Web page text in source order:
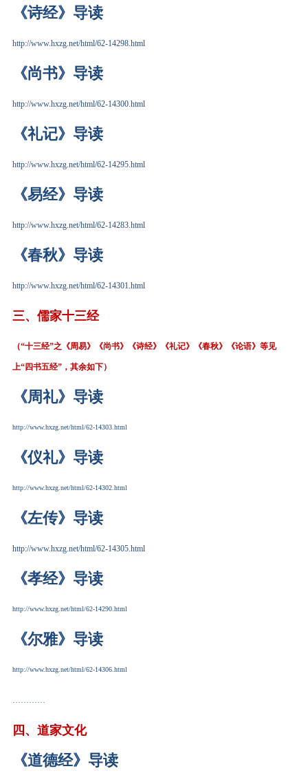
《诗经》导读
http://www.hxzg.net/html/62-14298.html
《尚书》导读
http://www.hxzg.net/html/62-14300.html
《礼记》导读
http://www.hxzg.net/html/62-14295.html
《易经》导读
http://www.hxzg.net/html/62-14283.html
《春秋》导读
http://www.hxzg.net/html/62-14301.html
三、 儒家十三经
（“十三经”之《周易》《尚书》《诗经》《礼记》《春秋》《论语》等见
上“四书五经”，其余如下）
《周礼》导读
http://www.hxzg.net/html/62-14303.html
《仪礼》导读
http://www.hxzg.net/html/62-14302.html
《左传》导读
http://www.hxzg.net/html/62-14305.html
《孝经》导读
http://www.hxzg.net/html/62-14290.html
《尔雅》导读
http://www.hxzg.net/html/62-14306.html
四、道家文化
《道德经》导读